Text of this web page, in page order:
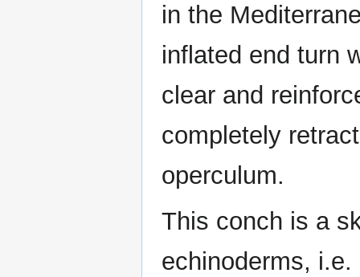
in the
inflated end turn
clear and
completely
operculum.
This conch is a
echinoderms,